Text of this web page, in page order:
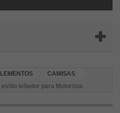
CAMISAS
leñador para Motorista